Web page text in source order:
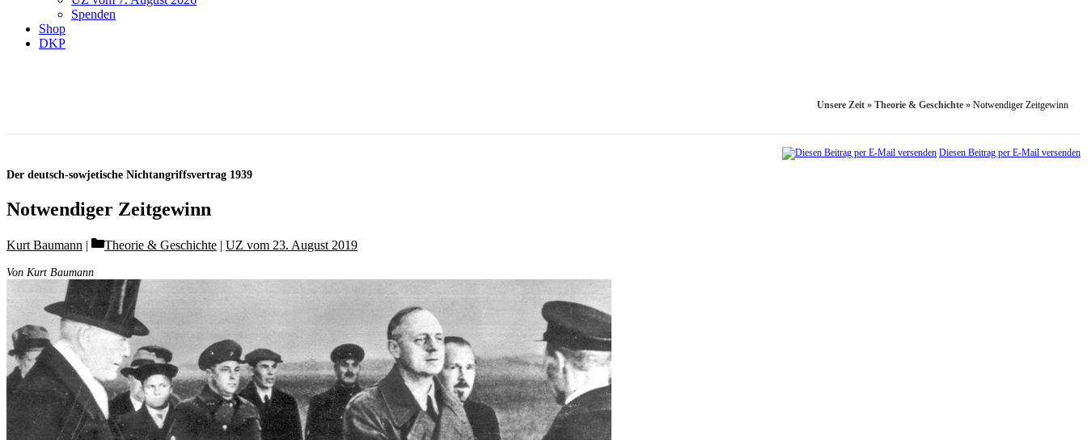
Spenden
Shop
DKP
Unsere Zeit » Theorie & Geschichte » Notwendiger Zeitgewinn
Diesen Beitrag per E-Mail versenden
Der deutsch-sowjetische Nichtangriffsvertrag 1939
Notwendiger Zeitgewinn
Kurt Baumann Categories
Theorie & Geschichte | UZ vom 23. August 2019
Von Kurt Baumann